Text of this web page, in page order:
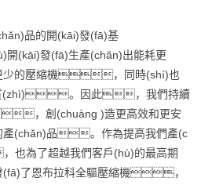
品的開(kāi)發(fā)基
(kāi)發(fā)生產(chǎn)出能耗更
的壓縮機，同時(shí)也
質(zhì)。因此，我們持續
，創(chuàng )造更高效和更安
產(chǎn)品。作為提高我們產(c
也為了超越我們客戶(hù)的最高期
了恩布拉科全驅壓縮機，